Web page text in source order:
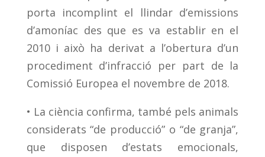
porta incomplint el llindar d’emissions
d’amoníac des que es va establir en el
2010 i això ha derivat a l’obertura d’un
procediment d’infracció per part de la
Comissió Europea el novembre de 2018.
• La ciència confirma, també pels animals
considerats “de producció” o “de granja”,
que disposen d’estats emocionals,